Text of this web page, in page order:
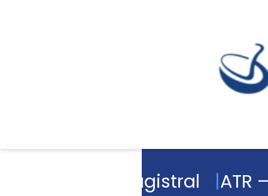
Academia Magistral ATR